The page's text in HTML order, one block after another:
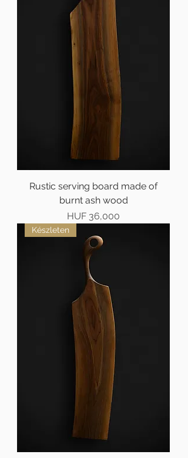
Rustic serving board made of
burnt ash wood
Price
HUF 36,000
Készleten